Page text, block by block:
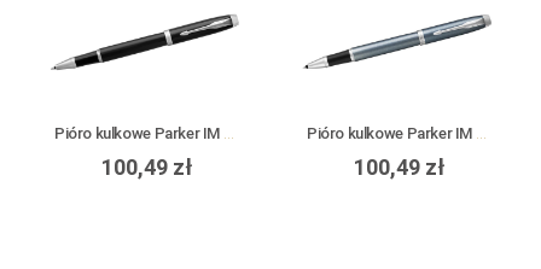
Pióro kulkowe Parker IM Black CT
100,49 zł
Pióro kulkowe Parker IM Blue Grey CT
100,49 zł